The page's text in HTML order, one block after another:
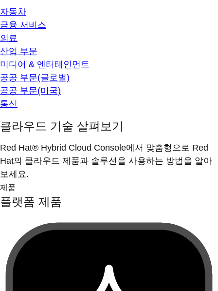
자동차
금융 서비스
의료
산업 부문
미디어 & 엔터테인먼트
공공 부문(글로벌)
공공 부문(미국)
통신
클라우드 기술 살펴보기
Red Hat® Hybrid Cloud Console에서 맞춤형으로 Red
Hat의 클라우드 제품과 솔루션을 사용하는 방법을 알아
보세요.
제품
플랫폼 제품